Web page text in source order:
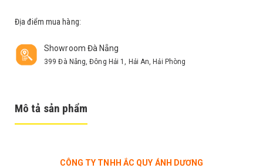
Địa điểm mua hàng:
Showroom Đà Nẵng
399 Đà Nẵng, Đông Hải 1, Hải An, Hải Phòng
Mô tả sản phẩm
CÔNG TY TNHH ẮC QUY ÁNH DƯƠNG